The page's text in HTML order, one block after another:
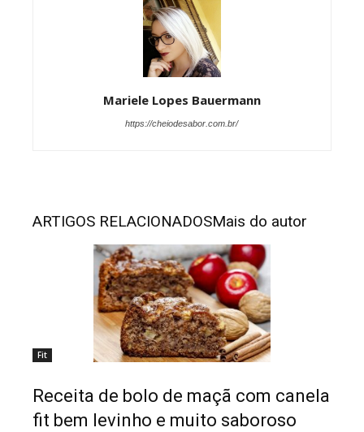
Mariele Lopes Bauermann
https://cheiodesabor.com.br/
ARTIGOS RELACIONADOSMais do autor
Fit
Receita de bolo de maçã com canela
fit bem levinho e muito saboroso